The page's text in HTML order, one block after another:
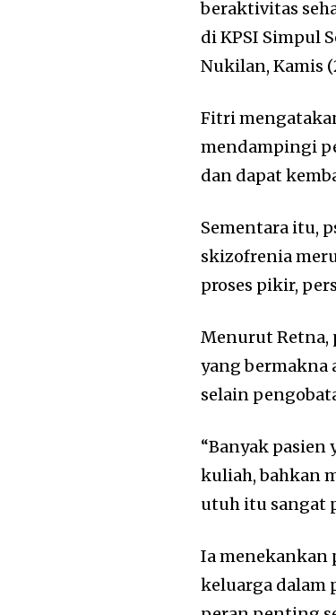
beraktivitas
di KPSI Simpul
Nukilan, Kamis
Fitri
mendampingi
dan dapat
Sementara itu,
skizofrenia
proses pikir,
Menurut Retna,
yang bermakna
selain
“Banyak
kuliah, bahkan
utuh itu sangat
Ia menekankan
keluarga dalam